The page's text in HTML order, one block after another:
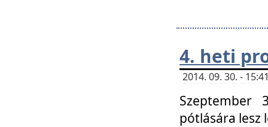
4. heti
2014. 09. 30. -
Szeptember
pótlására lesz